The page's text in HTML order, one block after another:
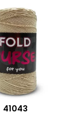
41043